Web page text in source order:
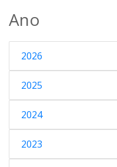
Ano
2026
2025
2024
2023